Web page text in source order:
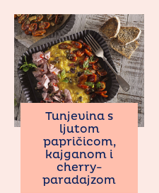
Tunjevina s
ljutom
papričicom,
kajganom i
cherry-
paradajzom